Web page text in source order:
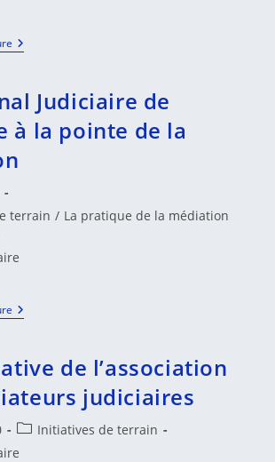
Médiation
Administrative
Entre
Le
Tribunal
Administratif
De
Strasbourg
Judiciaire de
à la pointe de la
terrain / La pratique de la médiation
Le
Tribunal
Toulouse
À
La
Pointe
De
La
Médiation
de l’association
judiciaires
Post
category:
Initiatives de terrain